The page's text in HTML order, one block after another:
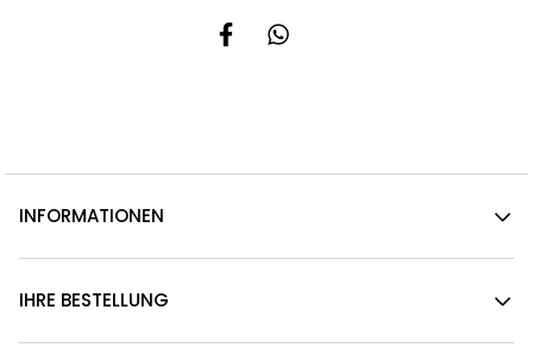
INFORMATIONEN
IHRE BESTELLUNG